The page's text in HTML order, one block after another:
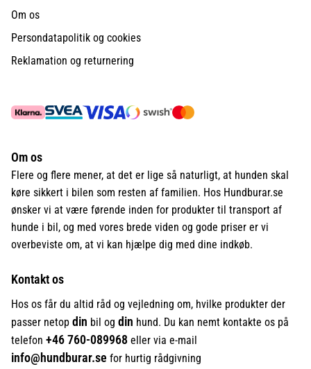
Om os
Persondatapolitik og cookies
Reklamation og returnering
Om os
Flere og flere mener, at det er lige så naturligt, at hunden skal
køre sikkert i bilen som resten af familien. Hos Hundburar.se
ønsker vi at være førende inden for produkter til transport af
hunde i bil, og med vores brede viden og gode priser er vi
overbeviste om, at vi kan hjælpe dig med dine indkøb.
Kontakt os
Hos os får du altid råd og vejledning om, hvilke produkter der
passer netop din bil og din hund. Du kan nemt kontakte os på
telefon +46760-089968 eller via e-mail
info@hundburar.se for hurtig rådgivning